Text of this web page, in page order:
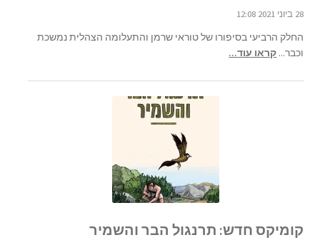
28 ביוני 2021 12:08
החלק הרביעי בסיפורו של טוראי שרמן והתעלומה הצהלית נמשכת
וכבר... קראו עוד...
קומיקס חדש: תרנגול הבר והשמיר